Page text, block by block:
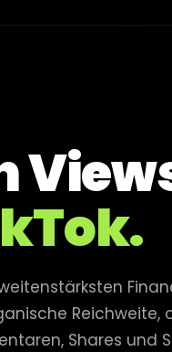
Shares und